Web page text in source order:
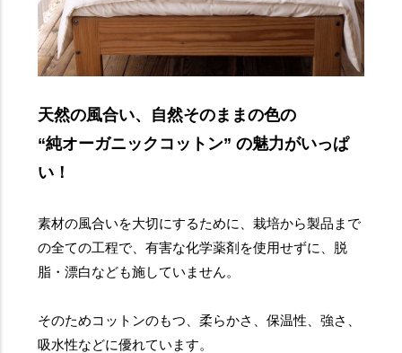
天然の風合い、自然そのままの色の
“純オーガニックコットン” の魅力がいっぱ
い！
素材の風合いを大切にするために、栽培から製品まで
の全ての工程で、有害な化学薬剤を使用せずに、脱
脂・漂白なども施していません。
そのためコットンのもつ、柔らかさ、保温性、強さ、
吸水性などに優れています。